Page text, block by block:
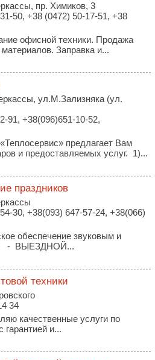
пр. Химиков, 3
50, +38 (0472) 50-17-51, +38
офисной техники. Продажа
Заправка и...
ул.М.Зализняка (ул.
91, +38(096)651-10-52,
предлагает Вам
и предоставляемых услуг. 1)...
праздников
30, +38(093) 647-57-24, +38(066)
обеспечение звуковым и
- ВЫЕЗДНОЙ...
техники
34
качественные услуги по
гарантией и...